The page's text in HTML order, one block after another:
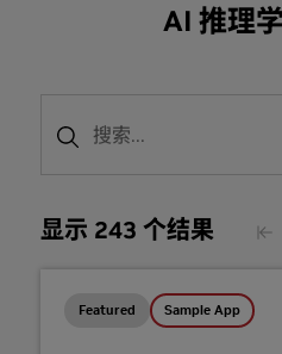
AI 推理
显示 243 个结果
Featured Sample App